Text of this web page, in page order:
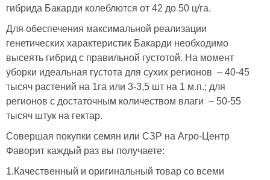
гибрида Бакарди колеблются от 42 до 50 ц/га.
Для обеспечения максимальной реализации
генетических характеристик Бакарди необходимо
высеять гибрид с правильной густотой. На момент
уборки идеальная густота для сухих регионов – 40-45
тысяч растений на 1га или 3-3,5 шт на 1 м.п.; для
регионов с достаточным количеством влаги – 50-55
тысяч штук на гектар.
Совершая покупки семян или СЗР на Агро-Центр
Фаворит каждый раз вы получаете:
1.Качественный и оригинальный товар со всеми